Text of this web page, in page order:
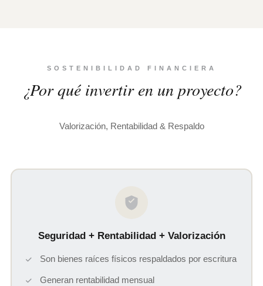
SOSTENIBILIDAD FINANCIERA
¿Por qué invertir en un proyecto?
Valorización, Rentabilidad & Respaldo
Seguridad + Rentabilidad + Valorización
Son bienes raíces físicos respaldados por escritura
Generan rentabilidad mensual